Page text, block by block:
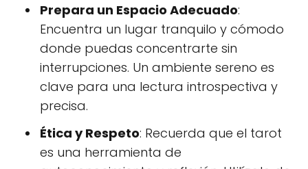
Prepara un Espacio Adecuado:
Encuentra un lugar tranquilo y cómodo
donde puedas concentrarte sin
interrupciones. Un ambiente sereno es
clave para una lectura introspectiva y
precisa.
Ética y Respeto: Recuerda que el tarot
es una herramienta de